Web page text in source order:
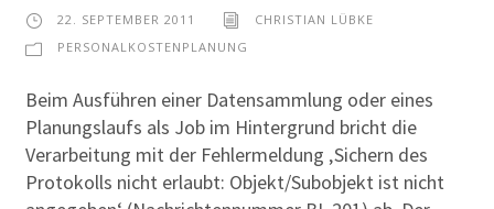
22. SEPTEMBER 2011
CHRISTIAN LÜBKE
PERSONALKOSTENPLANUNG
Beim Ausführen einer Datensammlung oder eines
Planungslaufs als Job im Hintergrund bricht die
Verarbeitung mit der Fehlermeldung ‚Sichern des
Protokolls nicht erlaubt: Objekt/Subobjekt ist nicht